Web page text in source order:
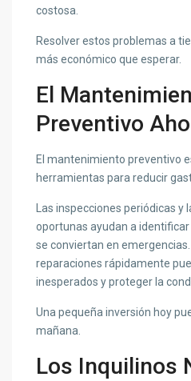
costosa.
Resolver estos problemas a
más económico que esperar.
El
Preventivo
El mantenimiento preventivo
herramientas para reducir
Las inspecciones periódicas y
oportunas ayudan a
se conviertan en
reparaciones rápidamente
inesperados y proteger la
Una pequeña inversión hoy
mañana.
Los Inquilinos